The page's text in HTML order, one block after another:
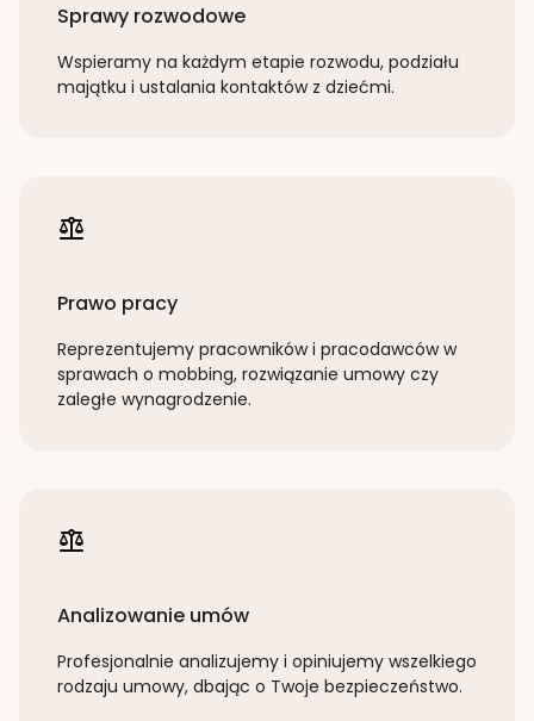
Sprawy rozwodowe
Wspieramy na każdym etapie rozwodu, podziału
majątku i ustalania kontaktów z dziećmi.
Prawo pracy
Reprezentujemy pracowników i pracodawców w
sprawach o mobbing, rozwiązanie umowy czy
zaległe wynagrodzenie.
Analizowanie umów
Profesjonalnie analizujemy i opiniujemy wszelkiego
rodzaju umowy, dbając o Twoje bezpieczeństwo.